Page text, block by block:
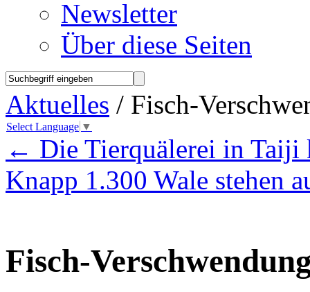
Newsletter
Über diese Seiten
Aktuelles / Fisch-
Select Language ▼
← Die Tierquälerei in Taiji
Knapp 1.300 Wale stehen
Fisch-